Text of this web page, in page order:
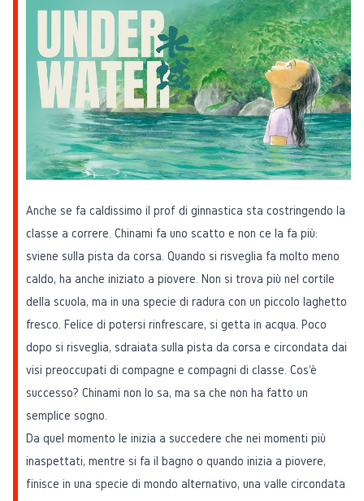
Anche se fa caldissimo il prof di ginnastica sta costringendo la
classe a correre. Chinami fa uno scatto e non ce la fa più:
sviene sulla pista da corsa. Quando si risveglia fa molto meno
caldo, ha anche iniziato a piovere. Non si trova più nel cortile
della scuola, ma in una specie di radura con un piccolo laghetto
fresco. Felice di potersi rinfrescare, si getta in acqua. Poco
dopo si risveglia, sdraiata sulla pista da corsa e circondata dai
visi preoccupati di compagne e compagni di classe. Cos'è
successo? Chinami non lo sa, ma sa che non ha fatto un
semplice sogno.
Da quel momento le inizia a succedere che nei momenti più
inaspettati, mentre si fa il bagno o quando inizia a piovere,
finisce in una specie di mondo alternativo, una valle circondata